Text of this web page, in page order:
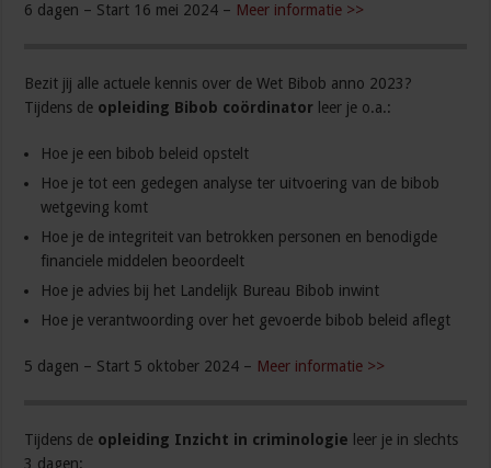
6 dagen – Start 16 mei 2024 – Meer informatie >>
Bezit jij alle actuele kennis over de Wet Bibob anno 2023?
Tijdens de opleiding Bibob coördinator leer je o.a.:
Hoe je een bibob beleid opstelt
Hoe je tot een gedegen analyse ter uitvoering van de bibob
wetgeving komt
Hoe je de integriteit van betrokken personen en benodigde
financiele middelen beoordeelt
Hoe je advies bij het Landelijk Bureau Bibob inwint
Hoe je verantwoording over het gevoerde bibob beleid aflegt
5 dagen – Start 5 oktober 2024 – Meer informatie >>
Tijdens de opleiding Inzicht in criminologie leer je in slechts
3 dagen: